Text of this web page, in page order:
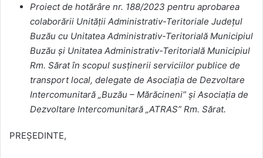
Proiect de hotărâre nr. 188/2023 pentru aprobarea
colaborării Unității Administrativ-Teritoriale Județul
Buzău cu Unitatea Administrativ-Teritorială Municipiul
Buzău și Unitatea Administrativ-Teritorială Municipiul
Rm. Sărat în scopul susținerii serviciilor publice de
transport local, delegate de Asociația de Dezvoltare
Intercomunitară „Buzău – Mărăcineni” și Asociația de
Dezvoltare Intercomunitară „ATRAS” Rm. Sărat.
PREȘEDINTE,